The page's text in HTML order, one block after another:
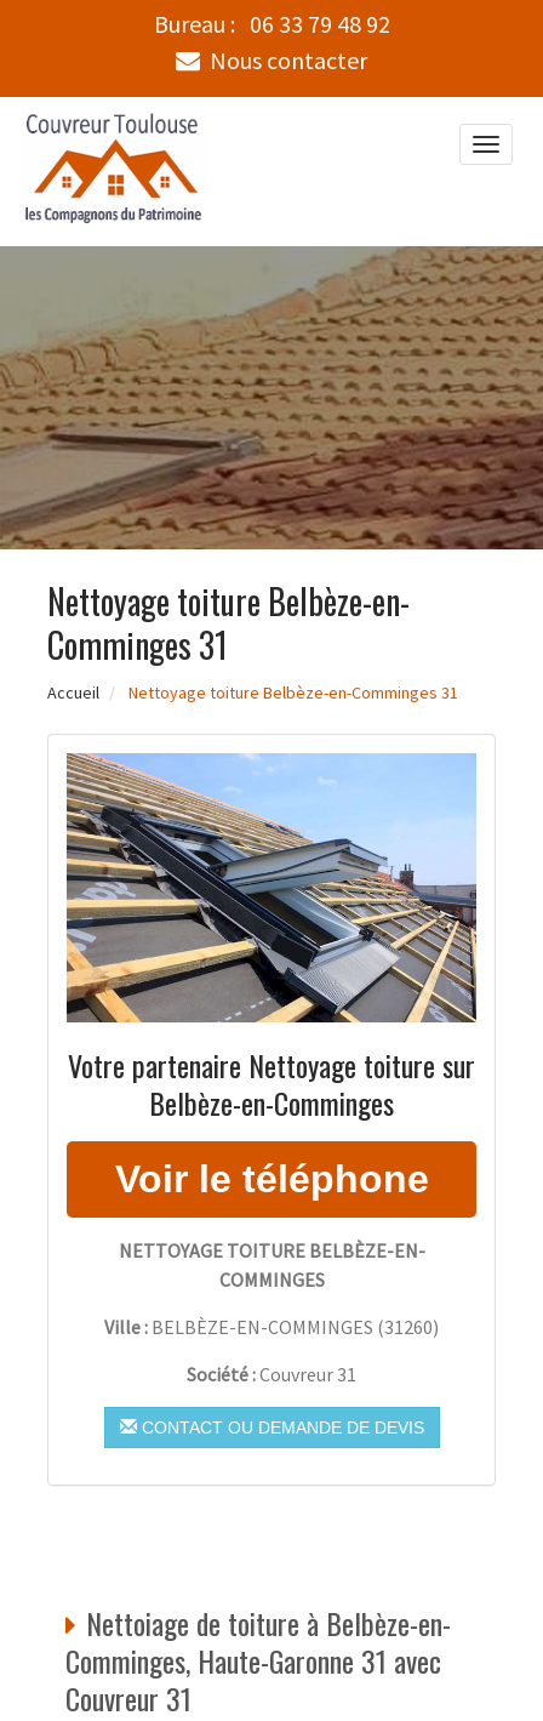
Bureau : 06 33 79 48 92
Nous contacter
Toggle
Nettoyage toiture Belbèze-en-
Comminges 31
Accueil Nettoyage toiture Belbèze-en-Comminges 31
Votre partenaire Nettoyage toiture sur
Belbèze-en-Comminges
NETTOYAGE TOITURE BELBÈZE-EN-
COMMINGES
Ville : BELBÈZE-EN-COMMINGES (31260)
Société :Couvreur 31
CONTACT OU DEMANDE DE DEVIS
Nettoiage de toiture à Belbèze-en-
Comminges, Haute-Garonne 31 avec
Couvreur 31